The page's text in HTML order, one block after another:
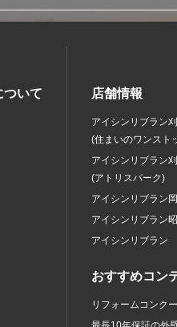
ついて 店舗情報
アイシンリブラン
(住まいのワンスト
アイシンリブラン
(アトリスパーク)
アイシンリブラン
アイシンリブラン
アイシンリブラン
おすすめコン
リフォームコンク